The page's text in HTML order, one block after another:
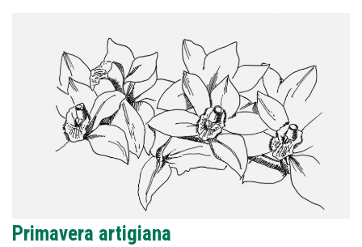
Primavera artigiana